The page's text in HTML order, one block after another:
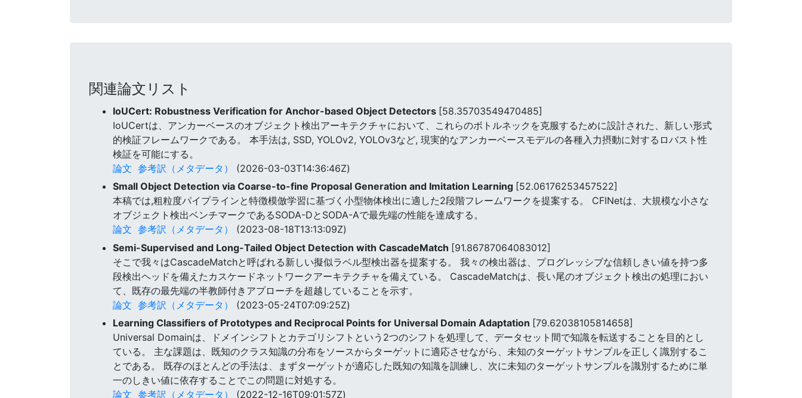
関連論文リスト
IoUCert: Robustness Verification for Anchor-based Object Detectors [58.35703549470485]
IoUCertは、アンカーベースのオブジェクト検出アーキテクチャにおいて、これらのボトルネックを克服するために設計された、新しい形式
的検証フレームワークである。 本手法は, SSD, YOLOv2, YOLOv3など, 現実的なアンカーベースモデルの各種入力摂動に対するロバスト性
検証を可能にする。
論文 参考訳（メタデータ）
(2026-03-03T14:36:46Z)
Small Object Detection via Coarse-to-fine Proposal Generation and Imitation Learning [52.06176253457522]
本稿では,粗粒度パイプラインと特徴模倣学習に基づく小型物体検出に適した2段階フレームワークを提案する。 CFINetは、大規模な小さな
オブジェクト検出ベンチマークであるSODA-DとSODA-Aで最先端の性能を達成する。
論文 参考訳（メタデータ）
(2023-08-18T13:13:09Z)
Semi-Supervised and Long-Tailed Object Detection with CascadeMatch [91.86787064083012]
そこで我々はCascadeMatchと呼ばれる新しい擬似ラベル型検出器を提案する。 我々の検出器は、プログレッシブな信頼しきい値を持つ多
段検出ヘッドを備えたカスケードネットワークアーキテクチャを備えている。 CascadeMatchは、長い尾のオブジェクト検出の処理におい
て、既存の最先端の半教師付きアプローチを超越していることを示す。
論文 参考訳（メタデータ）
(2023-05-24T07:09:25Z)
Learning Classifiers of Prototypes and Reciprocal Points for Universal Domain Adaptation [79.62038105814658]
Universal Domainは、ドメインシフトとカテゴリシフトという2つのシフトを処理して、データセット間で知識を転送することを目的とし
ている。 主な課題は、既知のクラス知識の分布をソースからターゲットに適応させながら、未知のターゲットサンプルを正しく識別するこ
とである。 既存のほとんどの手法は、まずターゲットが適応した既知の知識を訓練し、次に未知のターゲットサンプルを識別するために単
一のしきい値に依存することでこの問題に対処する。
論文 参考訳（メタデータ）
(2022-12-16T09:01:57Z)